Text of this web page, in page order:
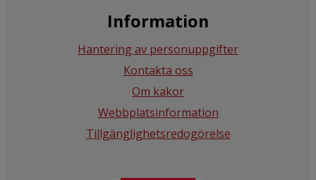
Information
Hantering av personuppgifter
Kontakta oss
Om kakor
Webbplatsinformation
Tillgänglighetsredogörelse